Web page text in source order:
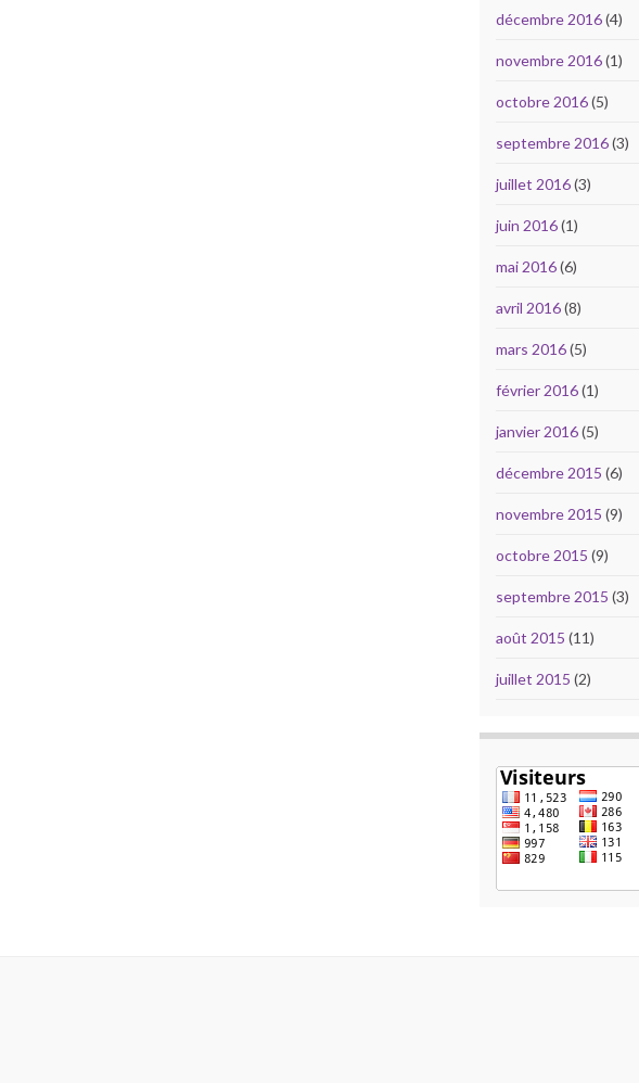
décembre 2016(4)
novembre 2016(1)
octobre 2016(5)
septembre 2016(3)
juillet 2016(3)
juin 2016(1)
mai 2016(6)
avril 2016(8)
mars 2016(5)
février 2016(1)
janvier 2016(5)
décembre 2015 (6)
novembre 2015 (9)
octobre 2015 (9)
septembre 2015 (3)
août 2015 (11)
juillet 2015 (2)